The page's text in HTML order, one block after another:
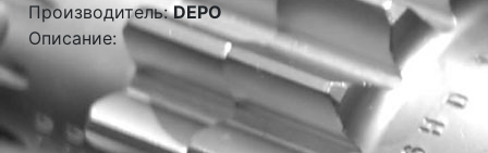
Производитель:DEPO
Описание: